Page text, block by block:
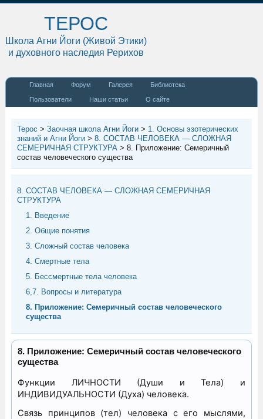
ТЕРОС
Школа Агни Йоги (Живой Этики)
и духовного наследия Рерихов
Главная Форум Галерея Библиотека
Пользователи Наши статьи О сайте
Терос >Заочная школа Агни Йоги > 1. Основы эзотерических
знаний и Агни Йоги >8. СОСТАВ ЧЕЛОВЕКА — СЛОЖНАЯ
СЕМЕРИЧНАЯ СТРУКТУРА >8. Приложение: Семеричный
состав человеческого существа
8. СОСТАВ ЧЕЛОВЕКА — СЛОЖНАЯ СЕМЕРИЧНАЯ
СТРУКТУРА
1. Введение
2. Общие понятия
3. Сложный состав человека
4. Смертные тела
5. Бессмертные тела человека
6,7. Вопросы и литература
8. Приложение: Семеричный состав человеческого
существа
8. Приложение: Семеричный состав человеческого
существа
Функции ЛИЧНОСТИ (Души и Тела) и
ИНДИВИДУАЛЬНОСТИ (Духа) человека.
Связь принципов (тел) человека с его мыслями,